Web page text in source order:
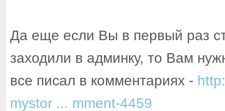
Да еще если Вы в первый раз
заходили в админку, то Вам
все писал в комментариях -
mystor ... mment-4459